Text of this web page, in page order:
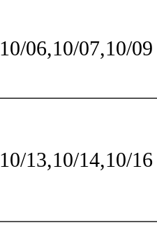
10/06,10/07,10/
10/13,10/14,10/